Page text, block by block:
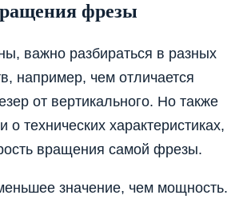
фрезы
важно разбираться в разных
например, чем отличается
от вертикального. Но также
о технических характеристиках,
вращения самой фрезы.
значение, чем мощность.